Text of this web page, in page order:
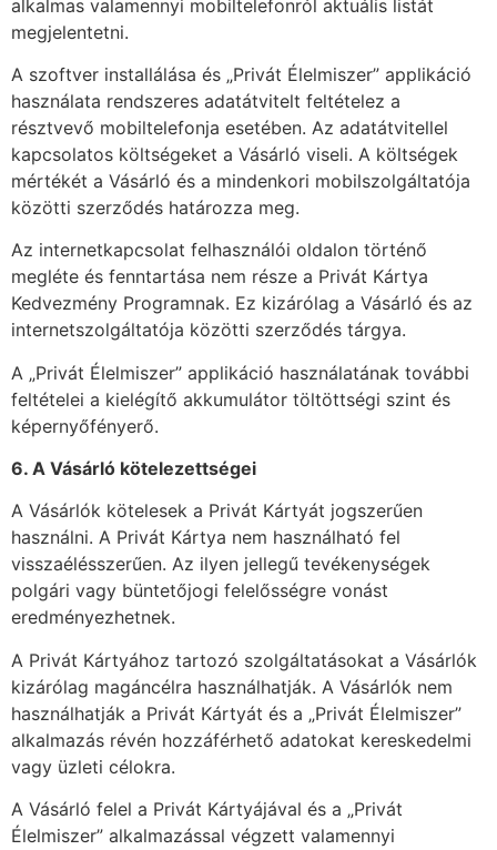
alkalmas valamennyi mobiltelefonról aktuális listát
megjelentetni.
A szoftver installálása és „Privát Élelmiszer” applikáció
használata rendszeres adatátvitelt feltételez a
résztvevő mobiltelefonja esetében. Az adatátvitellel
kapcsolatos költségeket a Vásárló viseli. A költségek
mértékét a Vásárló és a mindenkori mobilszolgáltatója
közötti szerződés határozza meg.
Az internetkapcsolat felhasználói oldalon történő
megléte és fenntartása nem része a Privát Kártya
Kedvezmény Programnak. Ez kizárólag a Vásárló és az
internetszolgáltatója közötti szerződés tárgya.
A „Privát Élelmiszer” applikáció használatának további
feltételei a kielégítő akkumulátor töltöttségi szint és
képernyőfényerő.
6. A Vásárló kötelezettségei
A Vásárlók kötelesek a Privát Kártyát jogszerűen
használni. A Privát Kártya nem használható fel
visszaélésszerűen. Az ilyen jellegű tevékenységek
polgári vagy büntetőjogi felelősségre vonást
eredményezhetnek.
A Privát Kártyához tartozó szolgáltatásokat a Vásárlók
kizárólag magáncélra használhatják. A Vásárlók nem
használhatják a Privát Kártyát és a „Privát Élelmiszer”
alkalmazás révén hozzáférhető adatokat kereskedelmi
vagy üzleti célokra.
A Vásárló felel a Privát Kártyájával és a „Privát
Élelmiszer” alkalmazással végzett valamennyi